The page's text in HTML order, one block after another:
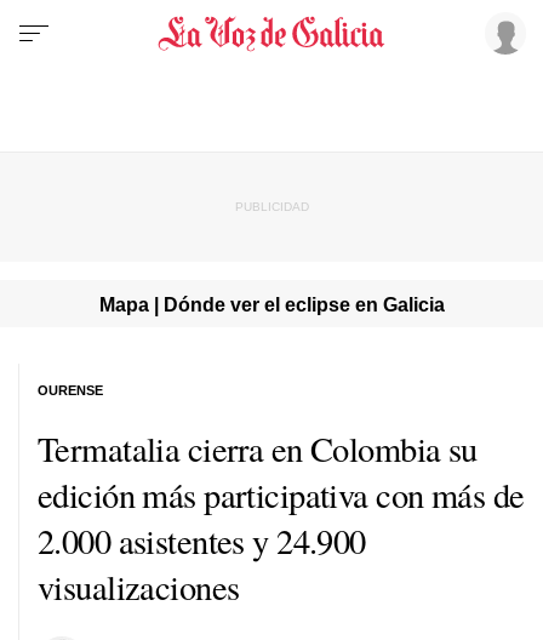
Mapa | Dónde ver el eclipse en Galicia
Termatalia cierra en Colombia su
edición más participativa con más de
2.000 asistentes y 24.900
visualizaciones
OURENSE